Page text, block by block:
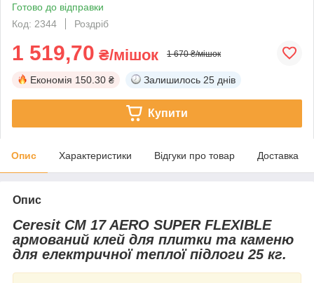
Готово до відправки
Код: 2344
Роздріб
1 519,70 ₴/мішок 1 670 ₴/мішок
Економія 150.30 ₴ Залишилось 25 днів
Купити
Опис Характеристики Відгуки про товар Доставка
Опис
Ceresit CM 17 AERO SUPER FLEXIBLE
армований клей для плитки та каменю
для електричної теплої підлоги 25 кг.